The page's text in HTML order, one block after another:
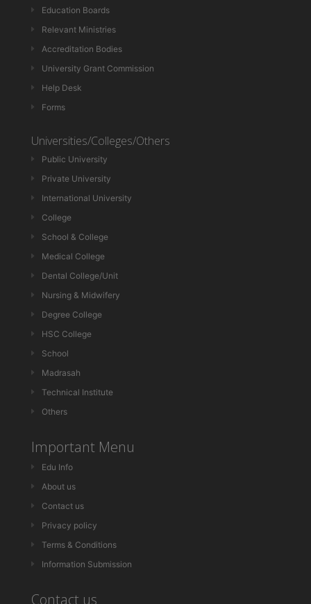
Education Boards
Relevant Ministries
Accreditation Bodies
University Grant Commission
Help Desk
Forms
Universities/Colleges/Others
Public University
Private University
International University
College
School & College
Medical College
Dental College/Unit
Nursing & Midwifery
Degree College
HSC College
School
Madrasah
Technical Institute
Others
Important Menu
Edu Info
About us
Contact us
Privacy policy
Terms & Conditions
Information Submission
Contact us